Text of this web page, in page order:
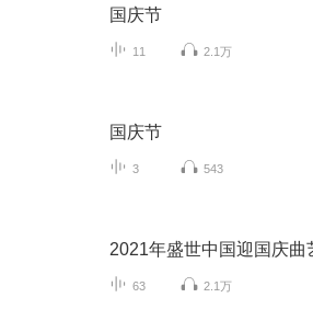
国庆节
11 2.1万
国庆节
3 543
2021年盛世中国迎国庆曲
63 2.1万